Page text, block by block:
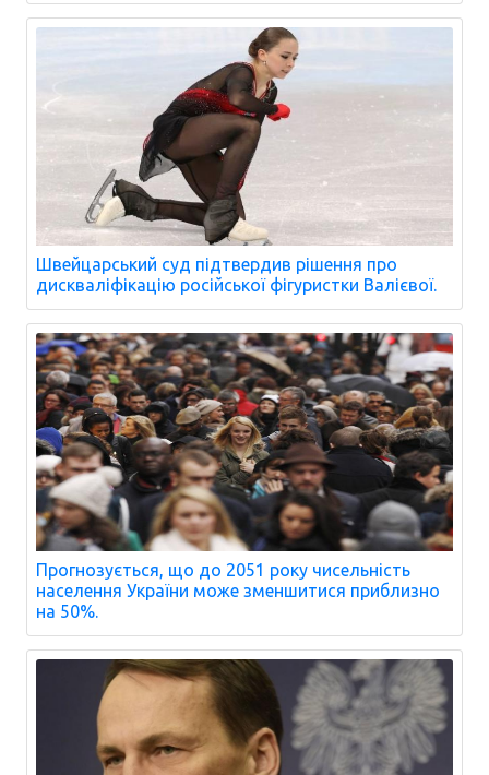
Швейцарський суд підтвердив рішення про
дискваліфікацію російської фігуристки Валієвої.
Прогнозується, що до 2051 року чисельність
населення України може зменшитися приблизно
на 50%.